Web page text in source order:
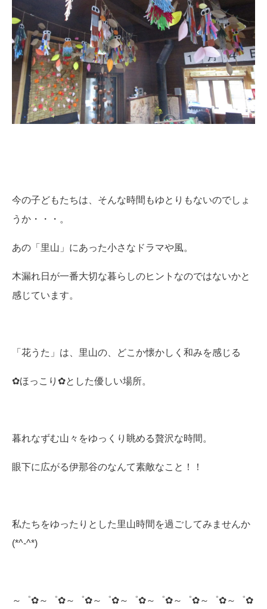
今の子どもたちは、そんな時間もゆとりもないのでしょ
うか・・・。
あの「里山」にあった小さなドラマや風。
木漏れ日が一番大切な暮らしのヒントなのではないかと
感じています。
「花うた」は、里山の、どこか懐かしく和みを感じる
✿ほっこり✿とした優しい場所。
暮れなずむ山々をゆっくり眺める贅沢な時間。
眼下に広がる伊那谷のなんて素敵なこと！！
私たちをゆったりとした里山時間を過ごしてみませんか
(*^-^*)
～゜✿～゜✿～゜✿～゜✿～゜✿～゜✿～゜✿～゜✿～゜✿